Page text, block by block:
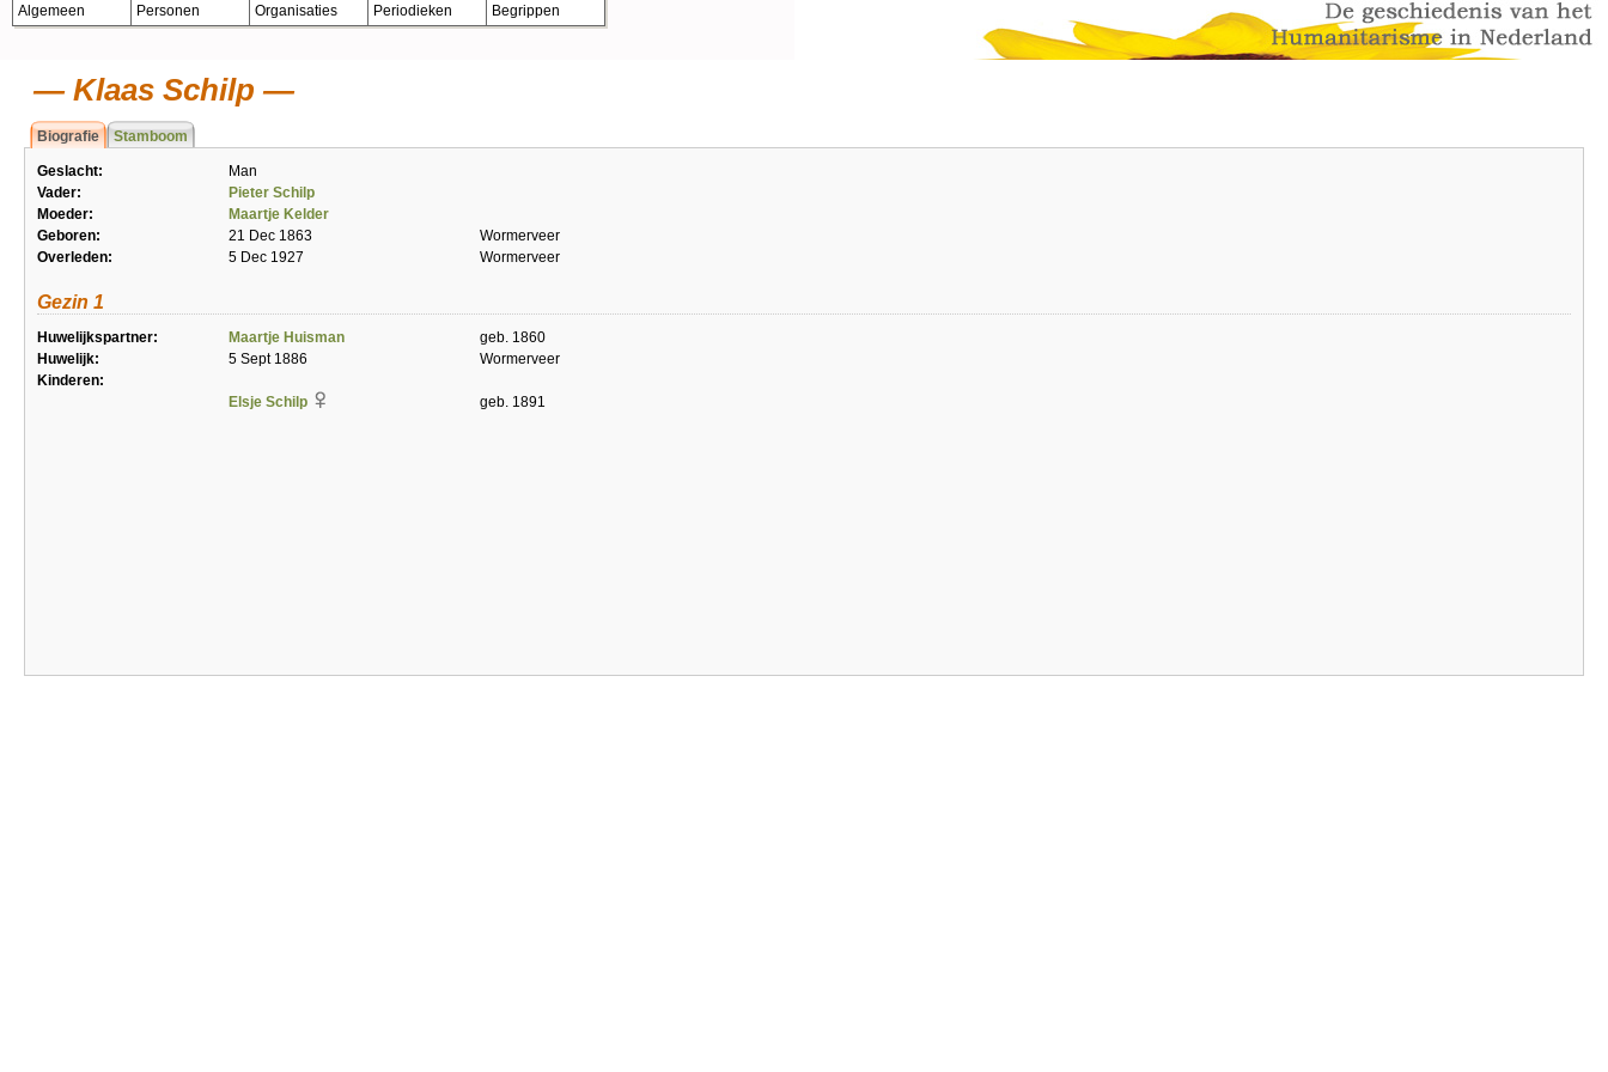
Algemeen Personen Organisaties Periodieken Begrippen
Klaas Schilp
Biografie Stamboom
Geslacht:
Man
Vader:
Pieter Schilp
Moeder:
Maartje Kelder
Geboren:
21 Dec 1863
Wormerveer
Overleden:
5 Dec 1927 Wormerveer
Gezin 1
Huwelijkspartner: Maartje Huisman
geb. 1860
Huwelijk:
5 Sept 1886
Wormerveer
Kinderen:
Elsje Schilp
geb. 1891